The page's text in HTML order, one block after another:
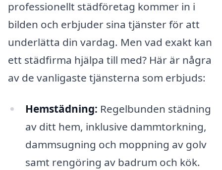
professionellt städföretag kommer in i
bilden och erbjuder sina tjänster för att
underlätta din vardag. Men vad exakt kan
ett städfirma hjälpa till med? Här är några
av de vanligaste tjänsterna som erbjuds:
Hemstädning: Regelbunden städning
av ditt hem, inklusive dammtorkning,
dammsugning och moppning av golv
samt rengöring av badrum och kök.